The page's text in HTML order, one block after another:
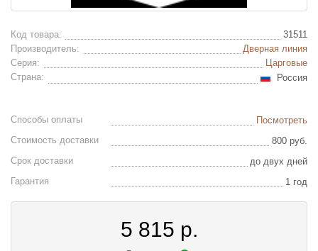
Код товара:
31511
Производитель:
Дверная линия
Серия:
Царговые
Страна:
Россия
Способы оплаты
Посмотреть
Стоимость доставки
800 руб.
Срок доставки
до двух дней
Гарантия
1 год
5 815 р.